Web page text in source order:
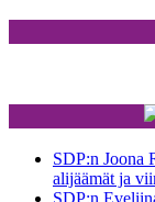
SDP:n Joona
alijäämät ja
SDP:n